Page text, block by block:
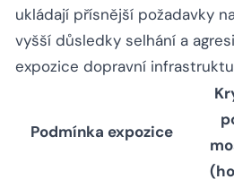
ukládají přísnější požadavky
vyšší důsledky selhání a
expozice dopravní
Podmínka expozice